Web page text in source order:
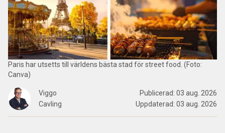
Paris har utsetts till världens bästa stad för street food. (Foto:
Canva)
Viggo
Cavling
Publicerad: 03 aug. 2026
Uppdaterad: 03 aug. 2026